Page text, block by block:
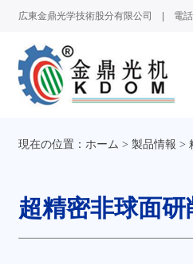
広東金鼎光学技術股分有限公司 | 電
現在の位置： ホーム 製品情報
超精密非球面